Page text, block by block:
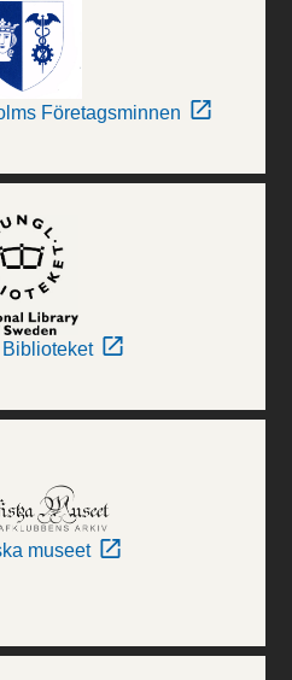
Företagsminnen
museet